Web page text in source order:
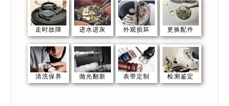
走时故障 进水进灰 外观损坏 更换配件
清洗保养 抛光翻新 表带定制 检测鉴定